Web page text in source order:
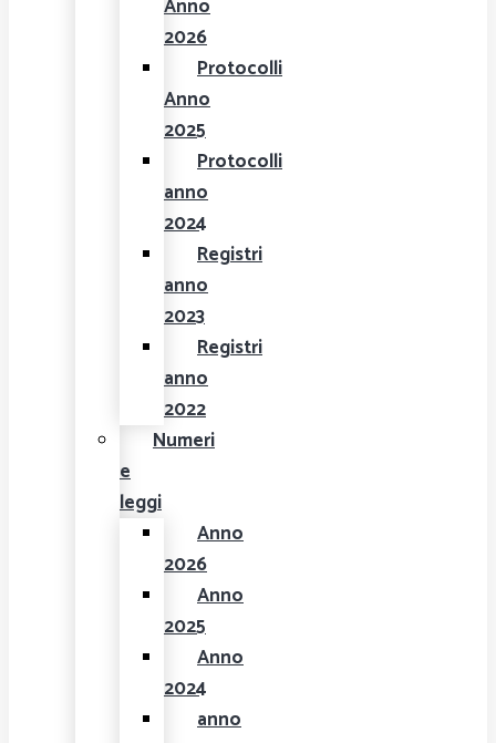
Anno
2026
Protocolli
Anno
2025
Protocolli
anno
2024
Registri
anno
2023
Registri
anno
2022
Numeri
e
leggi
Anno
2026
Anno
2025
Anno
2024
anno